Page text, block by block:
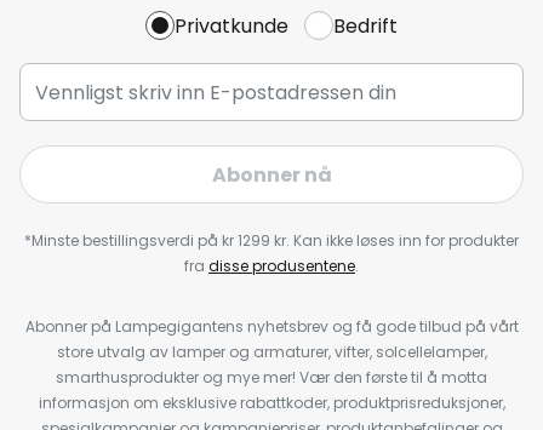
Privatkunde Bedrift
Abonner nå
*Minste bestillingsverdi på kr 1299 kr. Kan ikke løses inn for produkter
fra disse produsentene.
Abonner på Lampegigantens nyhetsbrev og få gode tilbud på vårt
store utvalg av lamper og armaturer, vifter, solcellelamper,
smarthusprodukter og mye mer! Vær den første til å motta
informasjon om eksklusive rabattkoder, produktprisreduksjoner,